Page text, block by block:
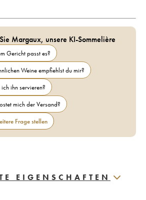
Margaux, unsere KI-Sommelière
Gericht passt es?
Weine empfiehlst du mir?
ihn servieren?
mich der Versand?
Frage stellen
EIGENSCHAFTEN